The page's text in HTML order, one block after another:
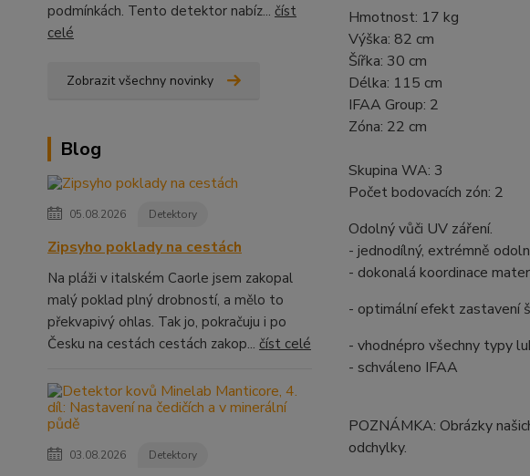
podmínkách. Tento detektor nabíz... číst
celé
Zobrazit všechny novinky
Blog
05.08.2026 Detektory
Zipsyho poklady na cestách
Na pláži v italském Caorle jsem zakopal
malý poklad plný drobností, a mělo to
překvapivý ohlas. Tak jo, pokračuju i po
Česku na cestách cestách zakop... číst celé
03.08.2026 Detektory
Hmotnost: 17 kg
Výška: 82 cm
Šířka: 30 cm
Délka: 115 cm
IFAA Group: 2
Zóna: 22 cm
Skupina WA: 3
Počet bodovacích zón: 2
Odolný vůči UV záření.
- jednodílný, extrémně
- dokonalá koordinace
- optimální efekt zastavení
- vhodnépro všechny typy
- schváleno IFAA
POZNÁMKA: Obrázky
odchylky.